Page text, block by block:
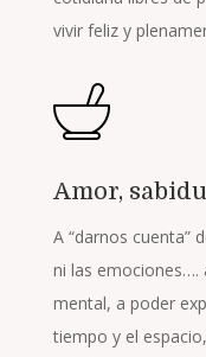
vivir feliz y
Amor,
A “darnos cuenta”
ni las emociones….
mental, a poder
tiempo y el